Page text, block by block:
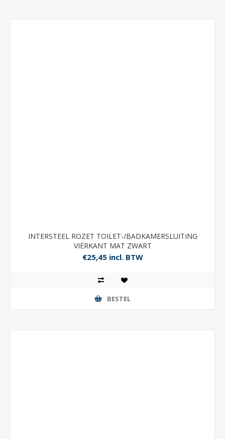
INTERSTEEL ROZET TOILET-/BADKAMERSLUITING
VIERKANT MAT ZWART
€25,45 incl. BTW
BESTEL